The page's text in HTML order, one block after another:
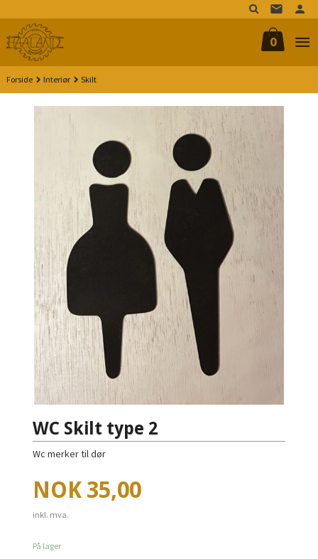
til
innholdet
0
Forside Interiør Skilt
WC Skilt type 2
Wc merker til dør
Pris
NOK 35,00
inkl. mva.
På lager